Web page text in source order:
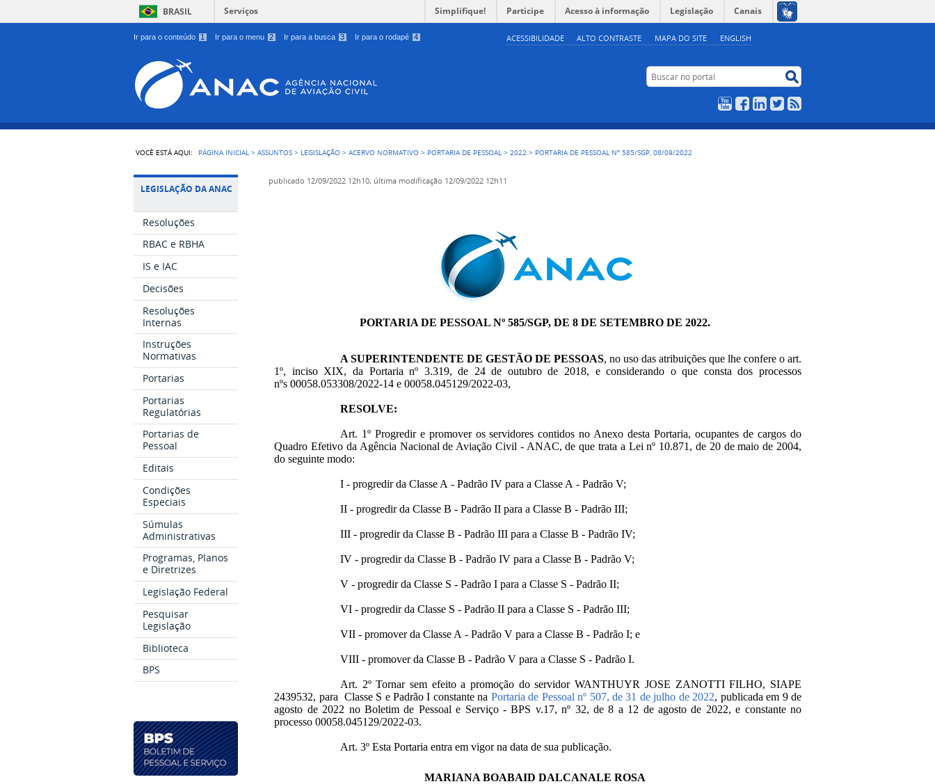
Ir para o conteúdo 1 Ir para o menu 2 Ir para a busca 3 Ir para o rodapé 4 ACESSIBILIDADE ALTO CONTRASTE MAPA DO SITE ENGLISH
BRASIL Serviços Simplifique! Participe Acesso à informação Legislação Canais
Buscar no portal
YouTubeFacebookLinkedIn
Twitter
VOCÊ ESTÁ AQUI: PÁGINA INICIAL >ASSUNTOS > LEGISLAÇÃO >ACERVO NORMATIVO > PORTARIA DE PESSOAL >2022 > PORTARIA DE PESSOAL Nº 585/SGP, 08/09/2022
LEGISLAÇÃO DA ANAC
Resoluções
RBAC e RBHA
IS e IAC
Decisões
Resoluções
Internas
Instruções
Normativas
Portarias
Portarias
Regulatórias
Portarias de
Pessoal
Editais
Condições
Especiais
Súmulas
Administrativas
Programas, Planos
e Diretrizes
Legislação Federal
Pesquisar
Legislação
Biblioteca
BPS
publicado 12/09/2022 12h10, última modificação 12/09/2022 12h11
PORTARIA DE PESSOAL Nº 585/SGP, DE 8 DE SETEMBRO DE 2022.
A SUPERINTENDENTE DE GESTÃO DE PESSOAS, no uso das atribuições que lhe confere o art.
1º, inciso XIX, da Portaria nº 3.319, de 24 de outubro de 2018, e considerando o que consta dos processos
nºs 00058.053308/2022-14 e 00058.045129/2022-03,
RESOLVE:
Art. 1º Progredir e promover os servidores contidos no Anexo desta Portaria, ocupantes de cargos do
Quadro Efetivo da Agência Nacional de Aviação Civil - ANAC, de que trata a Lei nº 10.871, de 20 de maio de 2004,
do seguinte modo:
I - progredir da Classe A - Padrão IV para a Classe A - Padrão V;
II - progredir da Classe B - Padrão II para a Classe B - Padrão III;
III - progredir da Classe B - Padrão III para a Classe B - Padrão IV;
IV - progredir da Classe B - Padrão IV para a Classe B - Padrão V;
V - progredir da Classe S - Padrão I para a Classe S - Padrão II;
VI - progredir da Classe S - Padrão II para a Classe S - Padrão III;
VII - promover da Classe A - Padrão V para a Classe B - Padrão I; e
VIII - promover da Classe B - Padrão V para a Classe S - Padrão I.
Art. 2º Tornar sem efeito a promoção do servidor WANTHUYR JOSE ZANOTTI FILHO, SIAPE
2439532, para Classe S e Padrão I constante na Portaria de Pessoal nº 507, de 31 de julho de 2022, publicada em 9 de
agosto de 2022 no Boletim de Pessoal e Serviço - BPS v.17, nº 32, de 8 a 12 de agosto de 2022, e constante no
processo00058.045129/2022-03.
Art. 3º Esta Portaria entra em vigor na data de sua publicação.
MARIANA BOABAID DALCANALE ROSA